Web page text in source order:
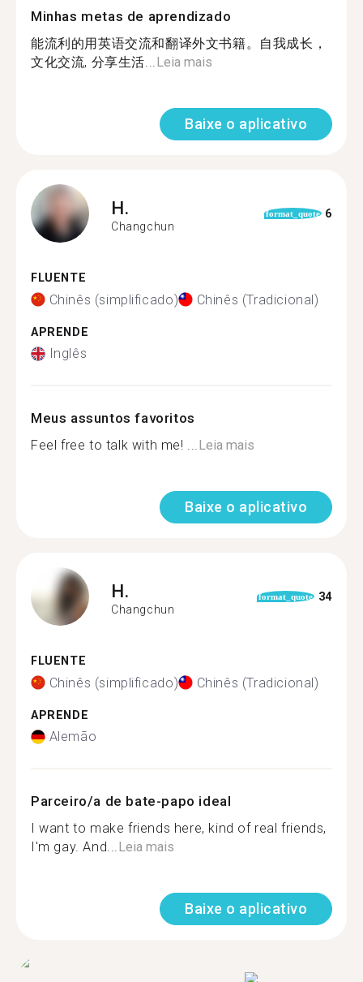
Minhas metas de aprendizado
能流利的用英语交流和翻译外文书籍。自我成长，
文化交流, 分享生活...Leia mais
Baixe o aplicativo
H.
Changchun
format_quote 6
FLUENTE
Chinês (simplificado) Chinês (Tradicional)
APRENDE
Inglês
Meus assuntos favoritos
Feel free to talk with me! ...Leia mais
Baixe o aplicativo
H.
Changchun
format_quote 34
FLUENTE
Chinês (simplificado) Chinês (Tradicional)
APRENDE
Alemão
Parceiro/a de bate-papo ideal
I want to make friends here, kind of real friends,
I'm gay. And...Leia mais
Baixe o aplicativo